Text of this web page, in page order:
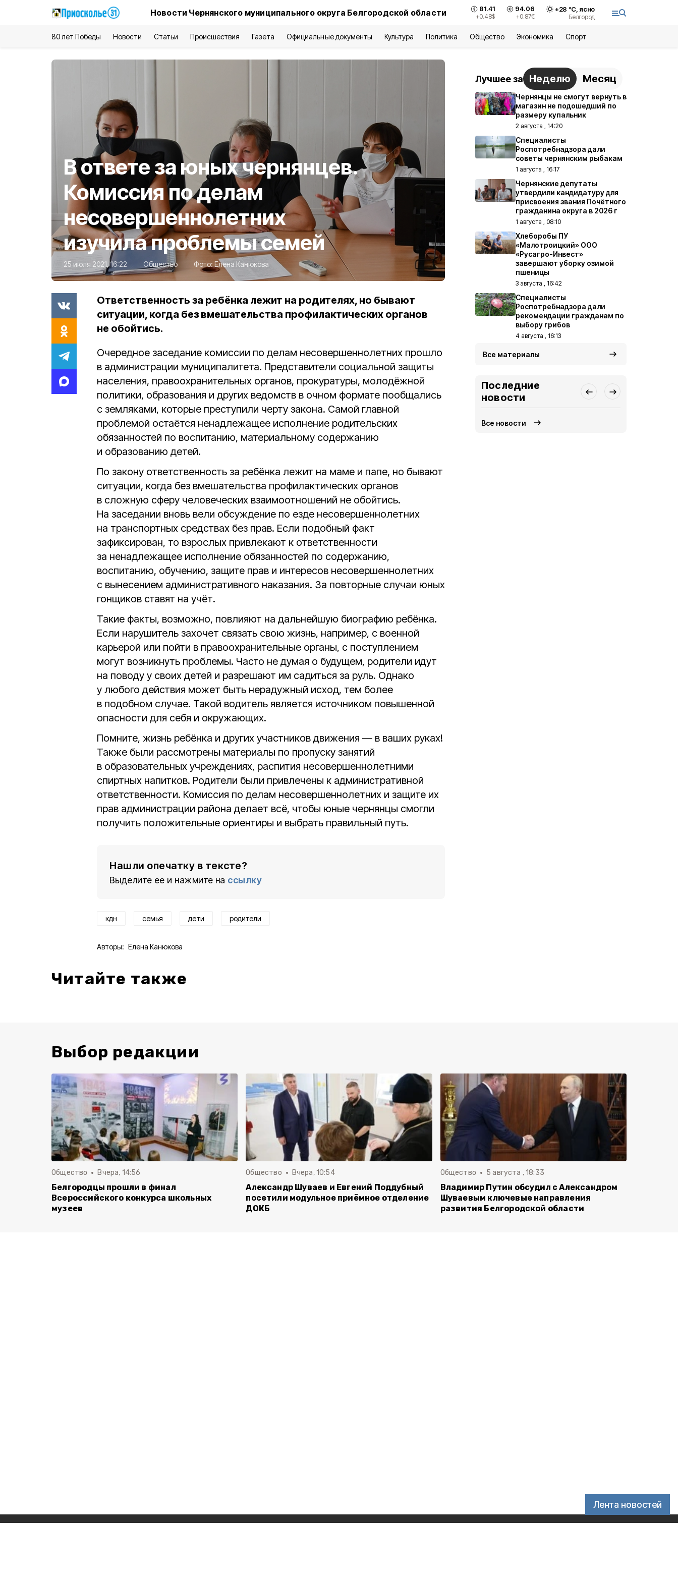
Новости Чернянского муниципального округа Белгородской области 81.41
+0.48$
94.06
+0.87€
+28 °С, ясно
Белгород
80 лет Победы Новости Статьи Происшествия Газета Официальные документы Культура Политика Общество Экономика Спорт
Лента новостей
В ответе за юных чернянцев.
Комиссия по делам
несовершеннолетних
изучила проблемы семей
25 июля 2021, 16:22 Общество Фото: Елена Канюкова
Ответственность за ребёнка лежит на родителях, но бывают
ситуации, когда без вмешательства профилактических органов
не обойтись.
Очередное заседание комиссии по делам несовершеннолетних прошло
в администрации муниципалитета. Представители социальной защиты
населения, правоохранительных органов, прокуратуры, молодёжной
политики, образования и других ведомств в очном формате пообщались
с земляками, которые преступили черту закона. Самой главной
проблемой остаётся ненадлежащее исполнение родительских
обязанностей по воспитанию, материальному содержанию
и образованию детей.
По закону ответственность за ребёнка лежит на маме и папе, но бывают
ситуации, когда без вмешательства профилактических органов
в сложную сферу человеческих взаимоотношений не обойтись.
На заседании вновь вели обсуждение по езде несовершеннолетних
на транспортных средствах без прав. Если подобный факт
зафиксирован, то взрослых привлекают к ответственности
за ненадлежащее исполнение обязанностей по содержанию,
воспитанию, обучению, защите прав и интересов несовершеннолетних
с вынесением административного наказания. За повторные случаи юных
гонщиков ставят на учёт.
Такие факты, возможно, повлияют на дальнейшую биографию ребёнка.
Если нарушитель захочет связать свою жизнь, например, с военной
карьерой или пойти в правоохранительные органы, с поступлением
могут возникнуть проблемы. Часто не думая о будущем, родители идут
на поводу у своих детей и разрешают им садиться за руль. Однако
у любого действия может быть нерадужный исход, тем более
в подобном случае. Такой водитель является источником повышенной
опасности для себя и окружающих.
Помните, жизнь ребёнка и других участников движения — в ваших руках!
Также были рассмотрены материалы по пропуску занятий
в образовательных учреждениях, распития несовершеннолетними
спиртных напитков. Родители были привлечены к административной
ответственности. Комиссия по делам несовершеннолетних и защите их
прав администрации района делает всё, чтобы юные чернянцы смогли
получить положительные ориентиры и выбрать правильный путь.
Нашли опечатку в тексте?
Выделите ее и нажмите на ссылку
кдн семья дети родители
Авторы: Елена Канюкова
Читайте также
Лучшее за Неделю Месяц
Чернянцы не смогут вернуть в
магазин не подошедший по
размеру купальник
2 августа , 14:20
Специалисты
Роспотребнадзора дали
советы чернянским рыбакам
1 августа , 16:17
Чернянские депутаты
утвердили кандидатуру для
присвоения звания Почётного
гражданина округа в 2026 г
1 августа , 08:10
Хлеборобы ПУ
«Малотроицкий» ООО
«Русагро-Инвест»
завершают уборку озимой
пшеницы
3 августа , 16:42
Специалисты
Роспотребнадзора дали
рекомендации гражданам по
выбору грибов
4 августа , 16:13
Все материалы
Последние
новости
Все новости
Выбор редакции
Общество Вчера, 14:56
Белгородцы прошли в финал
Всероссийского конкурса школьных
музеев
Общество Вчера, 10:54
Александр Шуваев и Евгений Поддубный
посетили модульное приёмное отделение
ДОКБ
Общество 5 августа , 18:33
Владимир Путин обсудил с Александром
Шуваевым ключевые направления
развития Белгородской области